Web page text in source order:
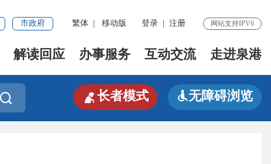
市政府 繁体 移动版 登录 注册 网站支持IPV6
解读回应 办事服务 互动交流 走进泉港
 长者模式 无障碍浏览